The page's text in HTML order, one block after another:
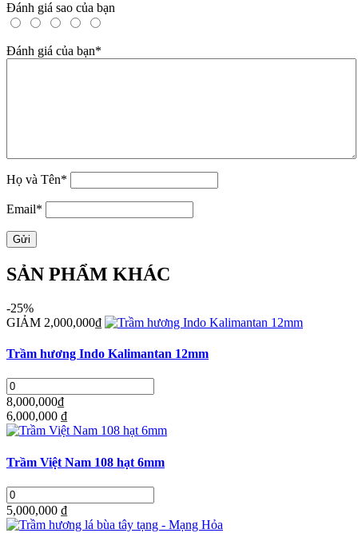
Đánh giá sao của bạn
Đánh giá của bạn*
Họ và Tên*
Email*
Gửi
SẢN PHẨM KHÁC
-25%
GIẢM 2,000,000₫
Trầm hương Indo Kalimantan 12mm
8,000,000₫
6,000,000 ₫
Trầm Việt Nam 108 hạt 6mm
5,000,000 ₫